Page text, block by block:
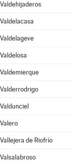
Valdehijaderos
Valdelacasa
Valdelageve
Valdelosa
Valdemierque
Valderrodrigo
Valdunciel
Valero
Vallejera de Riofrío
Valsalabroso